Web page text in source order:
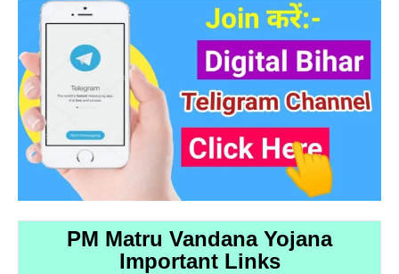
PM Matru Vandana Yojana
Important Links